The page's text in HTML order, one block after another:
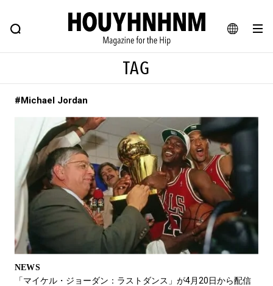
JA
FEATURE BLOG SNAP
ヒップなファッション、カルチャー、ライフスタイルWEBマガジン
#注目のタグ
#SHOPPING ADDICT #憧れの逸品
#ESSENTIAL DESIGNS #古着サミット
#NEW VINTAGE #マイナーグッド図鑑
#路地裏てぃーん。 #MONTHLY JOURNAL
#GH 銘品の所以 #フイナムのYouTube
#Commune H #FOCUS IT #AH.H
#ととけん #FASHION #MUSIC #MOVIE
#LIFESTYLE
TAG
#Michael Jordan
NEWS
「マイケル・ジョーダン：ラストダンス」が4月20日から配信